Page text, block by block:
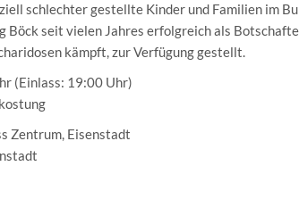
schlechter gestellte Kinder und Familien im
Böck seit vielen Jahres erfolgreich als
kämpft, zur Verfügung gestellt.
(Einlass: 19:00 Uhr)
Zentrum, Eisenstadt